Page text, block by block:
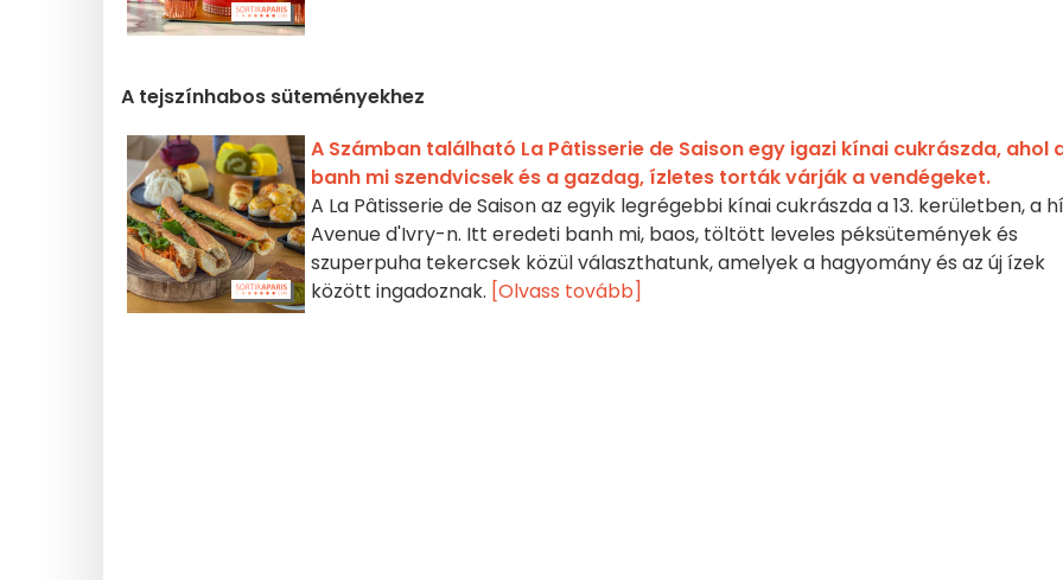
A tejszínhabos süteményekhez
A Számban található La Pâtisserie de Saison egy igazi kínai cukrászda, ahol
banh mi szendvicsek és a gazdag, ízletes torták várják a vendégeket.
A La Pâtisserie de Saison az egyik legrégebbi kínai cukrászda a 13. kerületben, a
Avenue d'Ivry-n. Itt eredeti banh mi, baos, töltött leveles péksütemények és
szuperpuha tekercsek közül választhatunk, amelyek a hagyomány és az új ízek
között ingadoznak. [Olvass tovább]